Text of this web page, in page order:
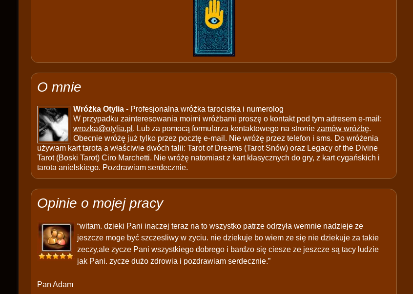
O mnie
Wróżka Otylia - Profesjonalna wróżka tarocistka i numerolog
W przypadku zainteresowania moimi wróżbami proszę o kontakt pod tym adresem e-mail:
wrozka@otylia.pl . Lub za pomocą formularza kontaktowego na stronie zamów wróżbę.
Obecnie wróżę już tylko przez pocztę e-mail. Nie wróżę przez telefon i sms. Do wróżenia
używam kart tarota a właściwie dwóch talii: Tarot of Dreams (Tarot Snów) oraz Legacy of the Divine
Tarot (Boski Tarot) Ciro Marchetti. Nie wróżę natomiast z kart klasycznych do gry, z kart cygańskich i
tarota anielskiego. Pozdrawiam serdecznie.
Opinie o mojej pracy
“witam. dzieki Pani inaczej teraz na to wszystko patrze odrzyła wemnie nadzieje ze
jeszcze moge być szczesliwy w zyciu. nie dziekuje bo wiem ze się nie dziekuje za takie
zeczy,ale zycze Pani wszystkiego dobrego i bardzo się ciesze ze jeszcze są tacy ludzie
jak Pani. zycze dużo zdrowia i pozdrawiam serdecznie.”
Pan Adam